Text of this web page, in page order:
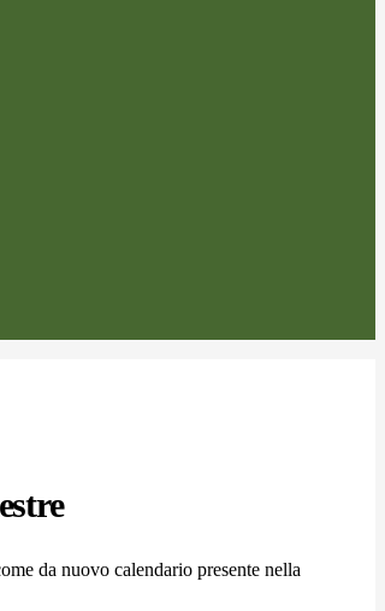
da nuovo calendario presente nella